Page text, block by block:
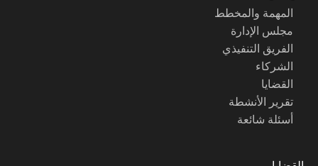
المهمة والمخطط
مجلس الإدارة
الفريق التنفيذي
الشركاء
القضايا
تقرير الأنشطة
أسئلة شائعة